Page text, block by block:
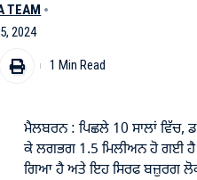
2024
TEAM
1 Min Read
ਮੈਲਬਰਨ : ਪਿਛਲੇ 10 ਸਾਲਾਂ ਵਿੱਚ,
ਕੇ ਲਗਭਗ 1.5 ਮਿਲੀਅਨ ਹੋ ਗਈ ਹੈ।
ਗਿਆ ਹੈ ਅਤੇ ਇਹ ਸਿਰਫ ਬਜ਼ੁਰਗ ਲੋਕ